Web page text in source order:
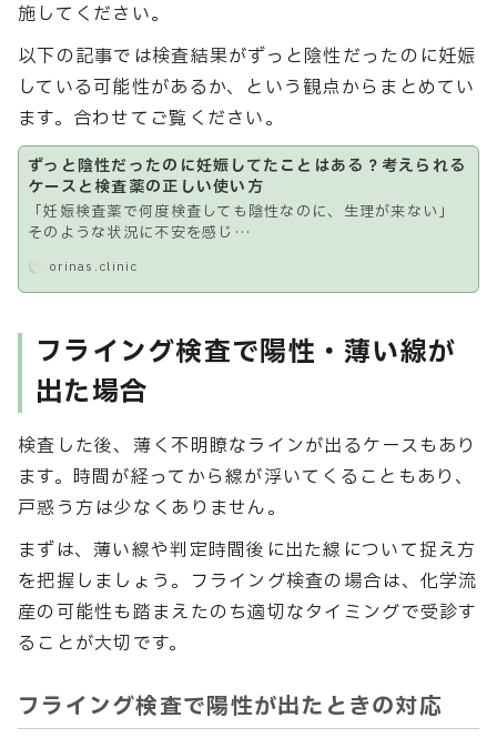
施してください。
以下の記事では検査結果がずっと陰性だったのに妊娠
している可能性があるか、という観点からまとめてい
ます。合わせてご覧ください。
ずっと陰性だったのに妊娠してたことはある？考えられる
ケースと検査薬の正しい使い方
「妊娠検査薬で何度検査しても陰性なのに、生理が来ない」
そのような状況に不安を感じ…
orinas.clinic
フライング検査で陽性・薄い線が
出た場合
検査した後、薄く不明瞭なラインが出るケースもあり
ます。時間が経ってから線が浮いてくることもあり、
戸惑う方は少なくありません。
まずは、薄い線や判定時間後に出た線について捉え方
を把握しましょう。フライング検査の場合は、化学流
産の可能性も踏まえたのち適切なタイミングで受診す
ることが大切です。
フライング検査で陽性が出たときの対応